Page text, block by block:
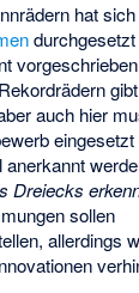
hat
auch hier
Dreiecks
sollen
allerdings